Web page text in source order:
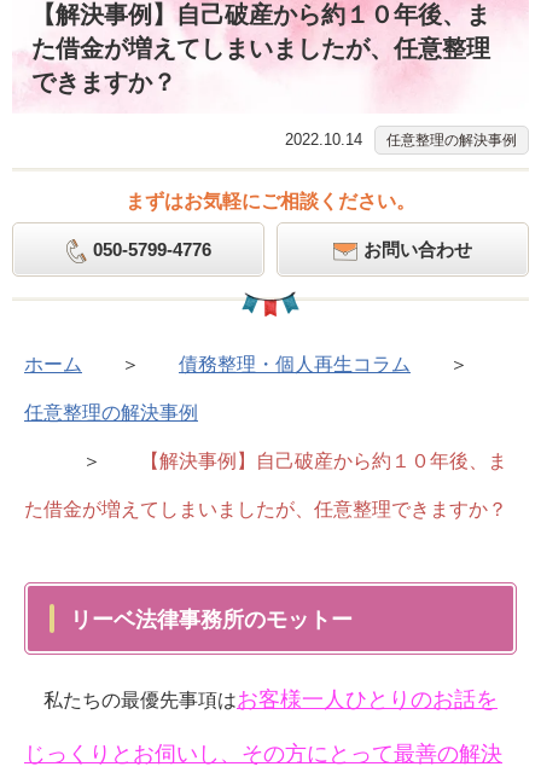
【解決事例】自己破産から約１０年後、ま
た借金が増えてしまいましたが、任意整理
できますか？
2022.10.14 任意整理の解決事例
まずはお気軽にご相談ください。
050-5799-4776 お問い合わせ
ホーム ＞ 債務整理・個人再生コラム ＞
任意整理の解決事例
＞ 【解決事例】自己破産から約１０年後、ま
た借金が増えてしまいましたが、任意整理できますか？
リーベ法律事務所のモットー
私たちの最優先事項はお客様一人ひとりのお話を
じっくりとお伺いし、その方にとって最善の解決